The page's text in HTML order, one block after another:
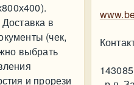
в
(чек,
выбрать
и прорези